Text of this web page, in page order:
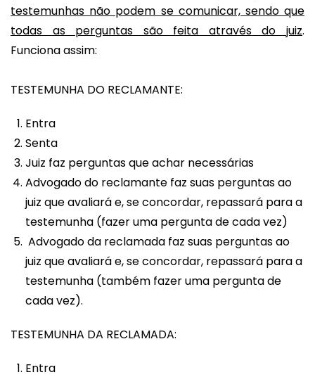
testemunhas não podem se comunicar, sendo que
todas as perguntas são feita através do juiz.
Funciona assim:
TESTEMUNHA DO RECLAMANTE:
Entra
Senta
Juiz faz perguntas que achar necessárias
Advogado do reclamante faz suas perguntas ao
juiz que avaliará e, se concordar, repassará para a
testemunha (fazer uma pergunta de cada vez)
Advogado da reclamada faz suas perguntas ao
juiz que avaliará e, se concordar, repassará para a
testemunha (também fazer uma pergunta de
cada vez).
TESTEMUNHA DA RECLAMADA:
Entra